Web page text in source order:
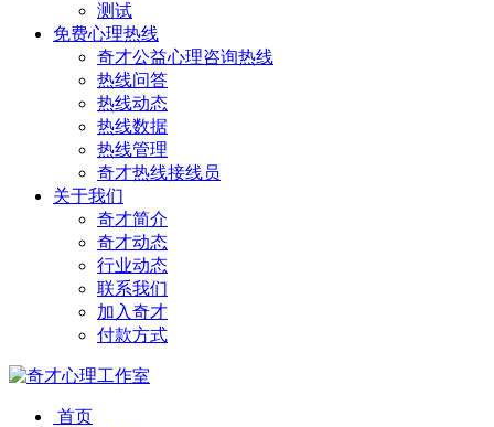
测试
免费心理热线
奇才公益心理咨询热线
热线问答
热线动态
热线数据
热线管理
奇才热线接线员
关于我们
奇才简介
奇才动态
行业动态
联系我们
加入奇才
付款方式
首页